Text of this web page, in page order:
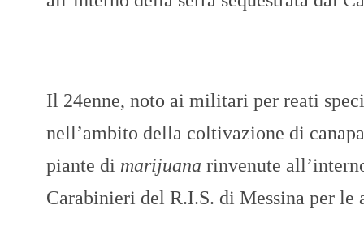
Il 24enne, noto ai militari per reati
nell’ambito della coltivazione di
piante di marijuana rinvenute
Carabinieri del R.I.S. di Messina per